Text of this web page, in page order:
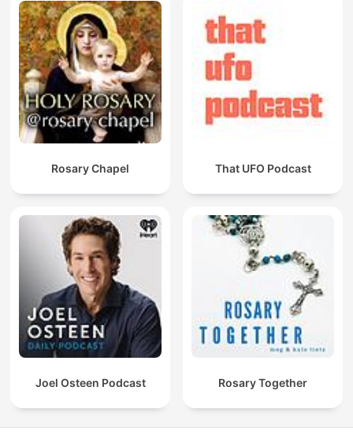
Rosary Chapel That UFO Podcast
Joel Osteen Podcast Rosary Together